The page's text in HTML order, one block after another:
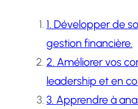
1. Développer de
gestion financière.
2. Améliorer vos
leadership et en
3. Apprendre à